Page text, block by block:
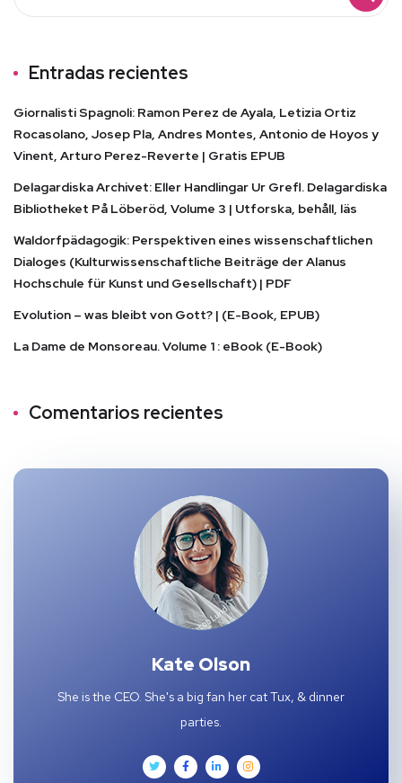
Entradas recientes
Giornalisti Spagnoli: Ramon Perez de Ayala, Letizia Ortiz
Rocasolano, Josep Pla, Andres Montes, Antonio de Hoyos y
Vinent, Arturo Perez-Reverte | Gratis EPUB
Delagardiska Archivet: Eller Handlingar Ur Grefl. Delagardiska
Bibliotheket På Löberöd, Volume 3 | Utforska, behåll, läs
Waldorfpädagogik: Perspektiven eines wissenschaftlichen
Dialoges (Kulturwissenschaftliche Beiträge der Alanus
Hochschule für Kunst und Gesellschaft) | PDF
Evolution – was bleibt von Gott? | (E-Book, EPUB)
La Dame de Monsoreau. Volume 1 : eBook (E-Book)
Comentarios recientes
Kate Olson
She is the CEO. She's a big fan her cat Tux, & dinner
parties.